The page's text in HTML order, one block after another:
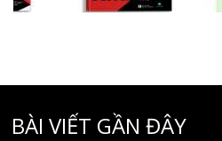
BÀI VIẾT GẦN ĐÂY